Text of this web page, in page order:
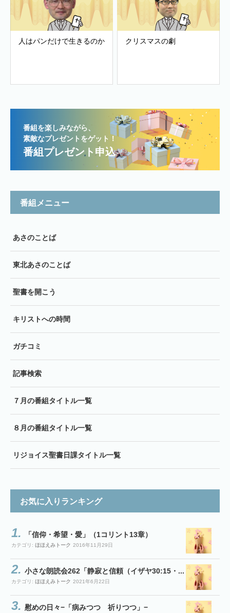
人はパンだけで生きるのか クリスマスの劇
番組を楽しみながら、
素敵なプレゼントをゲット！
番組プレゼント申込
番組メニュー
あさのことば
東北あさのことば
聖書を開こう
キリストへの時間
ガチコミ
記事検索
７月の番組タイトル一覧
８月の番組タイトル一覧
リジョイス聖書日課タイトル一覧
お気に入りランキング
「信仰・希望・愛」（1コリント13章）
カテゴリ: ほほえみトーク 2016年11月29日
小さな朗読会262「静寂と信頼（イザヤ30:15・...
カテゴリ: ほほえみトーク 2021年6月22日
慰めの日々−「病みつつ 祈りつつ」−